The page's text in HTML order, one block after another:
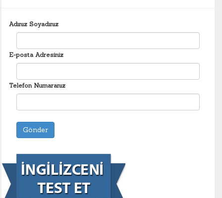
Adınız Soyadınız
E-posta Adresiniz
Telefon Numaranız
Gönder